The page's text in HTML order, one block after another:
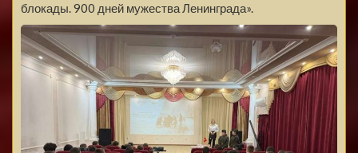
блокады. 900 дней мужества Ленинграда».